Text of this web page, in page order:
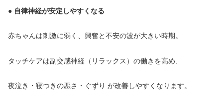
● 自律神経が安定しやすくなる
赤ちゃんは刺激に弱く、興奮と不安の波が大きい時期。
タッチケアは副交感神経（リラックス）の働きを高め、
夜泣き・寝つきの悪さ・ぐずり が改善しやすくなります。